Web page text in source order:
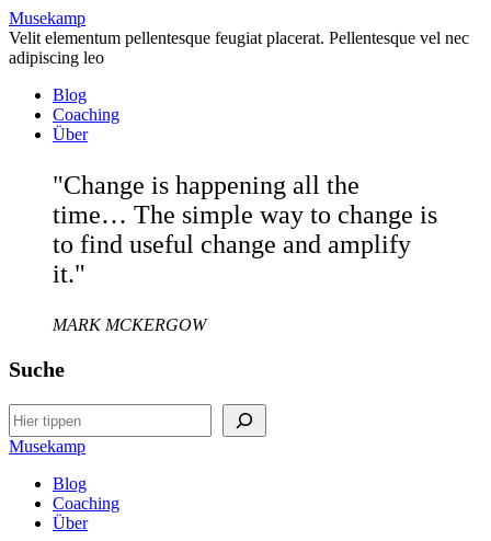
Musekamp
Velit elementum pellentesque feugiat placerat. Pellentesque vel nec
adipiscing leo
Blog
Coaching
Über
"Change is happening all the
time… The simple way to change is
to find useful change and amplify
it."
MARK MCKERGOW
Suche
Search
Musekamp
Blog
Coaching
Über